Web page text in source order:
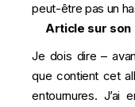
peut-être pas un
Article sur son
Je dois dire –
que contient cet
entournures. J’ai